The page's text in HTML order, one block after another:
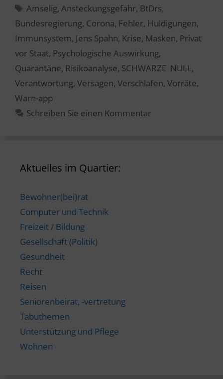
Schlagwörter
Amselig, Ansteckungsgefahr, BtDrs,
Bundesregierung, Corona, Fehler, Huldigungen,
Immunsystem, Jens Spahn, Krise, Masken, Privat
vor Staat, Psychologische Auswirkung,
Quarantäne, Risikoanalyse, SCHWARZE NULL ,
Verantwortung, Versagen, Verschlafen, Vorräte,
Warn-app
Schreiben Sie einen Kommentar
Aktuelles im Quartier:
Bewohner(bei)rat
Computer und Technik
Freizeit / Bildung
Gesellschaft (Politik)
Gesundheit
Recht
Reisen
Seniorenbeirat, -vertretung
Tabuthemen
Unterstützung und Pflege
Wohnen